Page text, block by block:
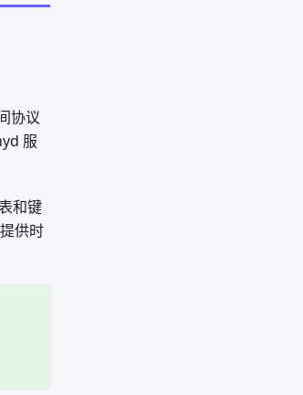
协议
服
和键
供时